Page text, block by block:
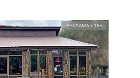
РЕКЛАМА • 18+